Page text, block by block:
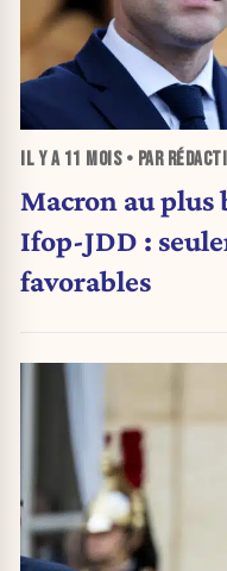
IL Y A 11 MOIS• PAR
Macron au plus
Ifop-JDD :
favorables